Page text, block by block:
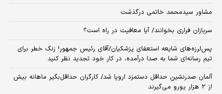
مشاور سیدمحمد خاتمی درگذشت
سربازان فراری بخوانند/ آیا معافیت در راه است؟
پس‌لرزه‌های شایعه استعفای پزشکیان/آقای رئیس جمهور! زنگ خطر برای
تیم رسانه‌ای شما به صدا درآمده، در کار خود تجدید نظر کنید
آلمان صدرنشین حداقل دستمزد اروپا شد/ کارگران حداقل‌بگیر ماهانه بیش
از ۲ هزار یورو می‌گیرند